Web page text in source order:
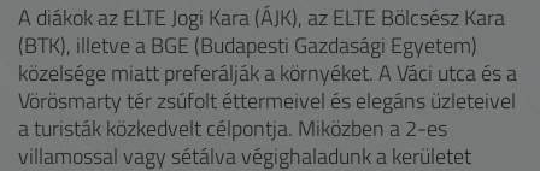
A diákok az ELTE Jogi Kara (ÁJK), az ELTE Bölcsész Kara
(BTK), illetve a BGE (Budapesti Gazdasági Egyetem)
közelsége miatt preferálják a környéket. A Váci utca és a
Vörösmarty tér zsúfolt éttermeivel és elegáns üzleteivel
a turisták közkedvelt célpontja. Miközben a 2-es
villamossal vagy sétálva végighaladunk a kerületet